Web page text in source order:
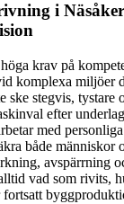
i
krav på
komplexa miljöer
ske stegvis, tystare
efter
med
både människor
avspärrning
vad som rivits,